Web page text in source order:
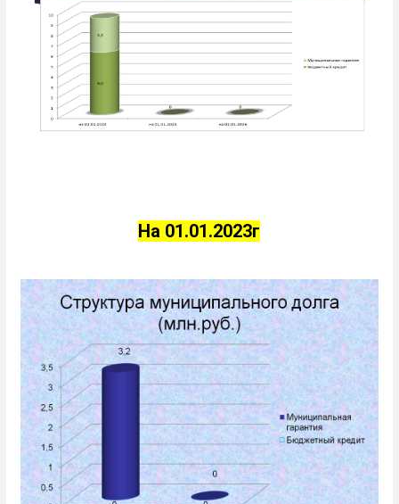
На 01.01.2023г